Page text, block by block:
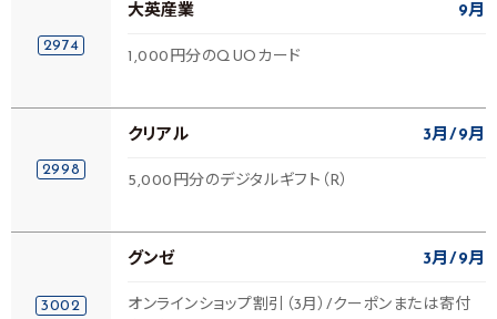
2974
大英産業 9月
1,000円分のQUOカード
2998
クリアル 3月 9月
5,000円分のデジタルギフト（R）
3002
グンゼ 3月 9月
オンラインショップ割引（3月）/クーポンまたは寄付